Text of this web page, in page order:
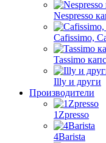
Nespresso
Cafissimo,
Tassimo
Illy и други
Производители
1Zpresso
4Barista